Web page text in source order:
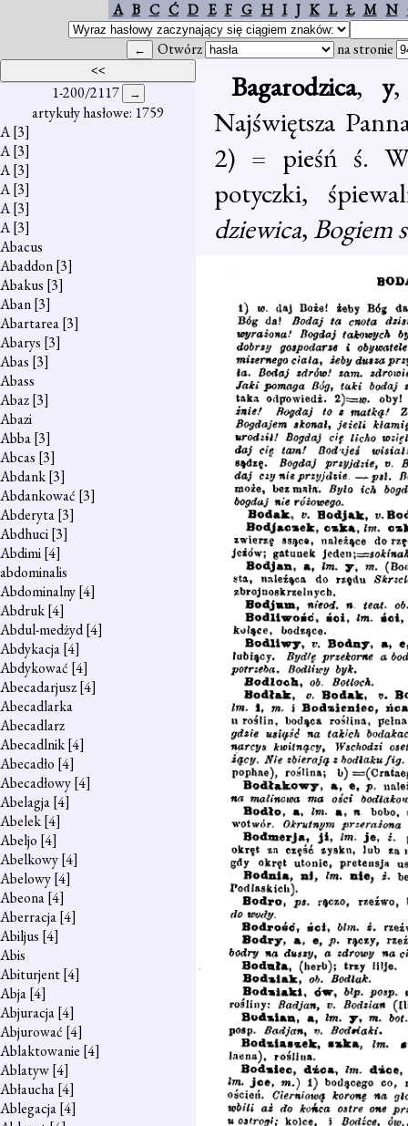
A B C Ć D E F G H I J K L Ł M N
Otwórz na stronie
1-200/2117
artykuły hasłowe: 1759
A[3]
A[3]
A[3]
A[3]
A[3]
A[3]
Abacus
Abaddon[3]
Abakus [3]
Aban[3]
Abartarea[3]
Abarys [3]
Abas [3]
Abass
Abaz[3]
Abazi
Abba[3]
Abcas [3]
Abdank[3]
Abdankować [3]
Abderyta[3]
Abdhuci[3]
Abdimi[4]
abdominalis
Abdominalny[4]
Abdruk[4]
Abdul-medżyd[4]
Abdykacja[4]
Abdykować [4]
Abecadarjusz[4]
Abecadlarka
Abecadlarz
Abecadlnik[4]
Abecadło [4]
Abecadłowy[4]
Abelagja[4]
Abelek[4]
Abeljo [4]
Abelkowy[4]
Abelowy[4]
Abeona[4]
Aberracja[4]
Abiljus [4]
Abis
Abiturjent[4]
Abja[4]
Abjuracja[4]
Abjurować [4]
Ablaktowanie [4]
Ablatyw[4]
Abłaucha[4]
Ablegacja[4]
Bagarodzica,y
Najświętsza
2) = pieśń ś.
potyczki,
dziewica,Bogiem